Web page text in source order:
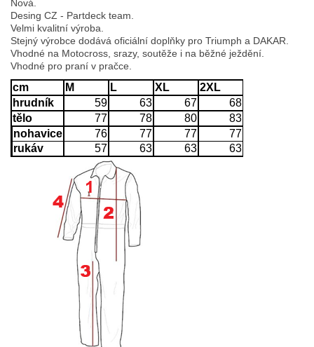
Nová.
Desing CZ - Partdeck team.
Velmi kvalitní výroba.
Stejný výrobce dodává oficiální doplňky pro Triumph a DAKAR.
Vhodné na Motocross, srazy, soutěže i na běžné ježdění.
Vhodné pro praní v pračce.
cm M L XL
2XL
hrudník
59 63 67
68
tělo
77 78 80
83
nohavice
76 77 77
77
rukáv
57 63 63 63